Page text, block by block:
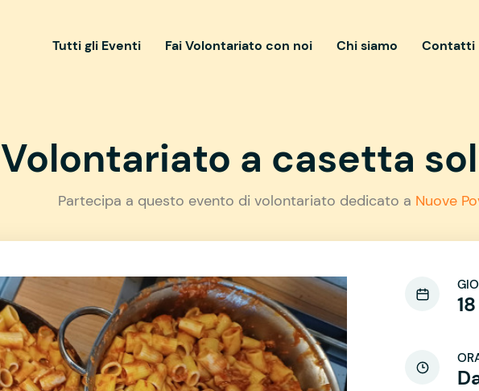
Tutti gli Eventi Fai Volontariato con noi Chi siamo Contatti
Volontariato a casetta
Partecipa a questo evento di volontariato dedicato a Nuove